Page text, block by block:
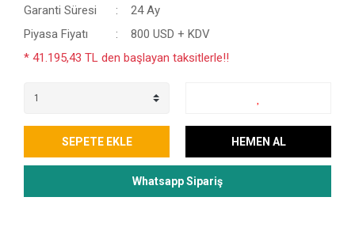
Garanti Süresi
24 Ay
Piyasa Fiyatı
800 USD + KDV
* 41.195,43 TL den başlayan taksitlerle!!
SEPETE EKLE HEMEN AL
Whatsapp Sipariş